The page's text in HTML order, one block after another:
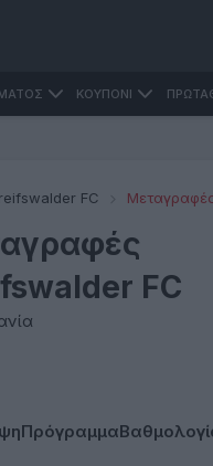
ΚΟΥΠΟΝΙ
FC
FC
Πρόγραμμα